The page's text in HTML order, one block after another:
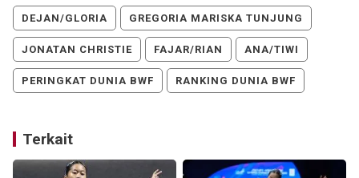
DEJAN/GLORIA GREGORIA MARISKA TUNJUNG
JONATAN CHRISTIE FAJAR/RIAN ANA/TIWI
PERINGKAT DUNIA BWF RANKING DUNIA BWF
Terkait